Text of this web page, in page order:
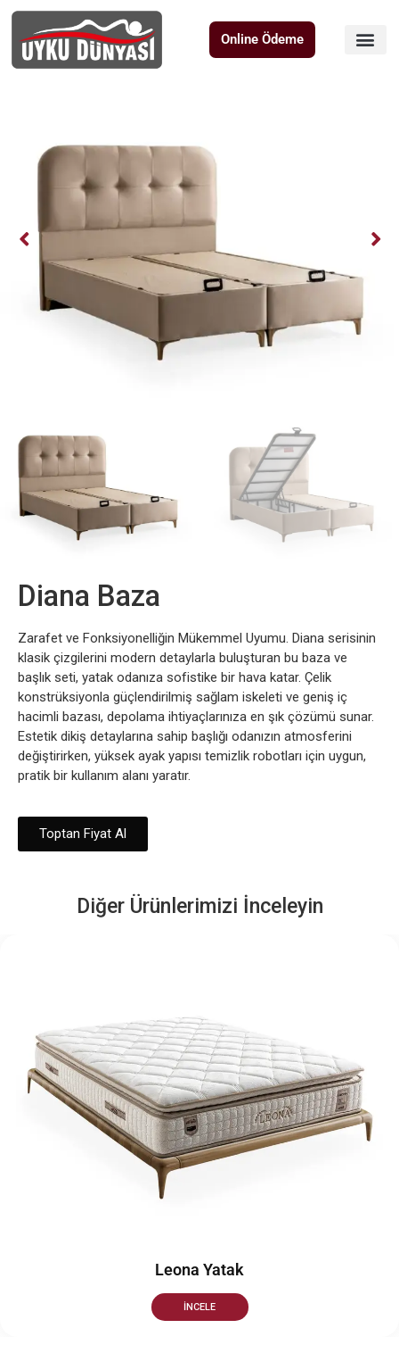
Online Ödeme
Diana Baza
Zarafet ve Fonksiyonelliğin Mükemmel Uyumu. Diana serisinin
klasik çizgilerini modern detaylarla buluşturan bu baza ve
başlık seti, yatak odanıza sofistike bir hava katar. Çelik
konstrüksiyonla güçlendirilmiş sağlam iskeleti ve geniş iç
hacimli bazası, depolama ihtiyaçlarınıza en şık çözümü sunar.
Estetik dikiş detaylarına sahip başlığı odanızın atmosferini
değiştirirken, yüksek ayak yapısı temizlik robotları için uygun,
pratik bir kullanım alanı yaratır.
Toptan Fiyat Al
Diğer Ürünlerimizi İnceleyin